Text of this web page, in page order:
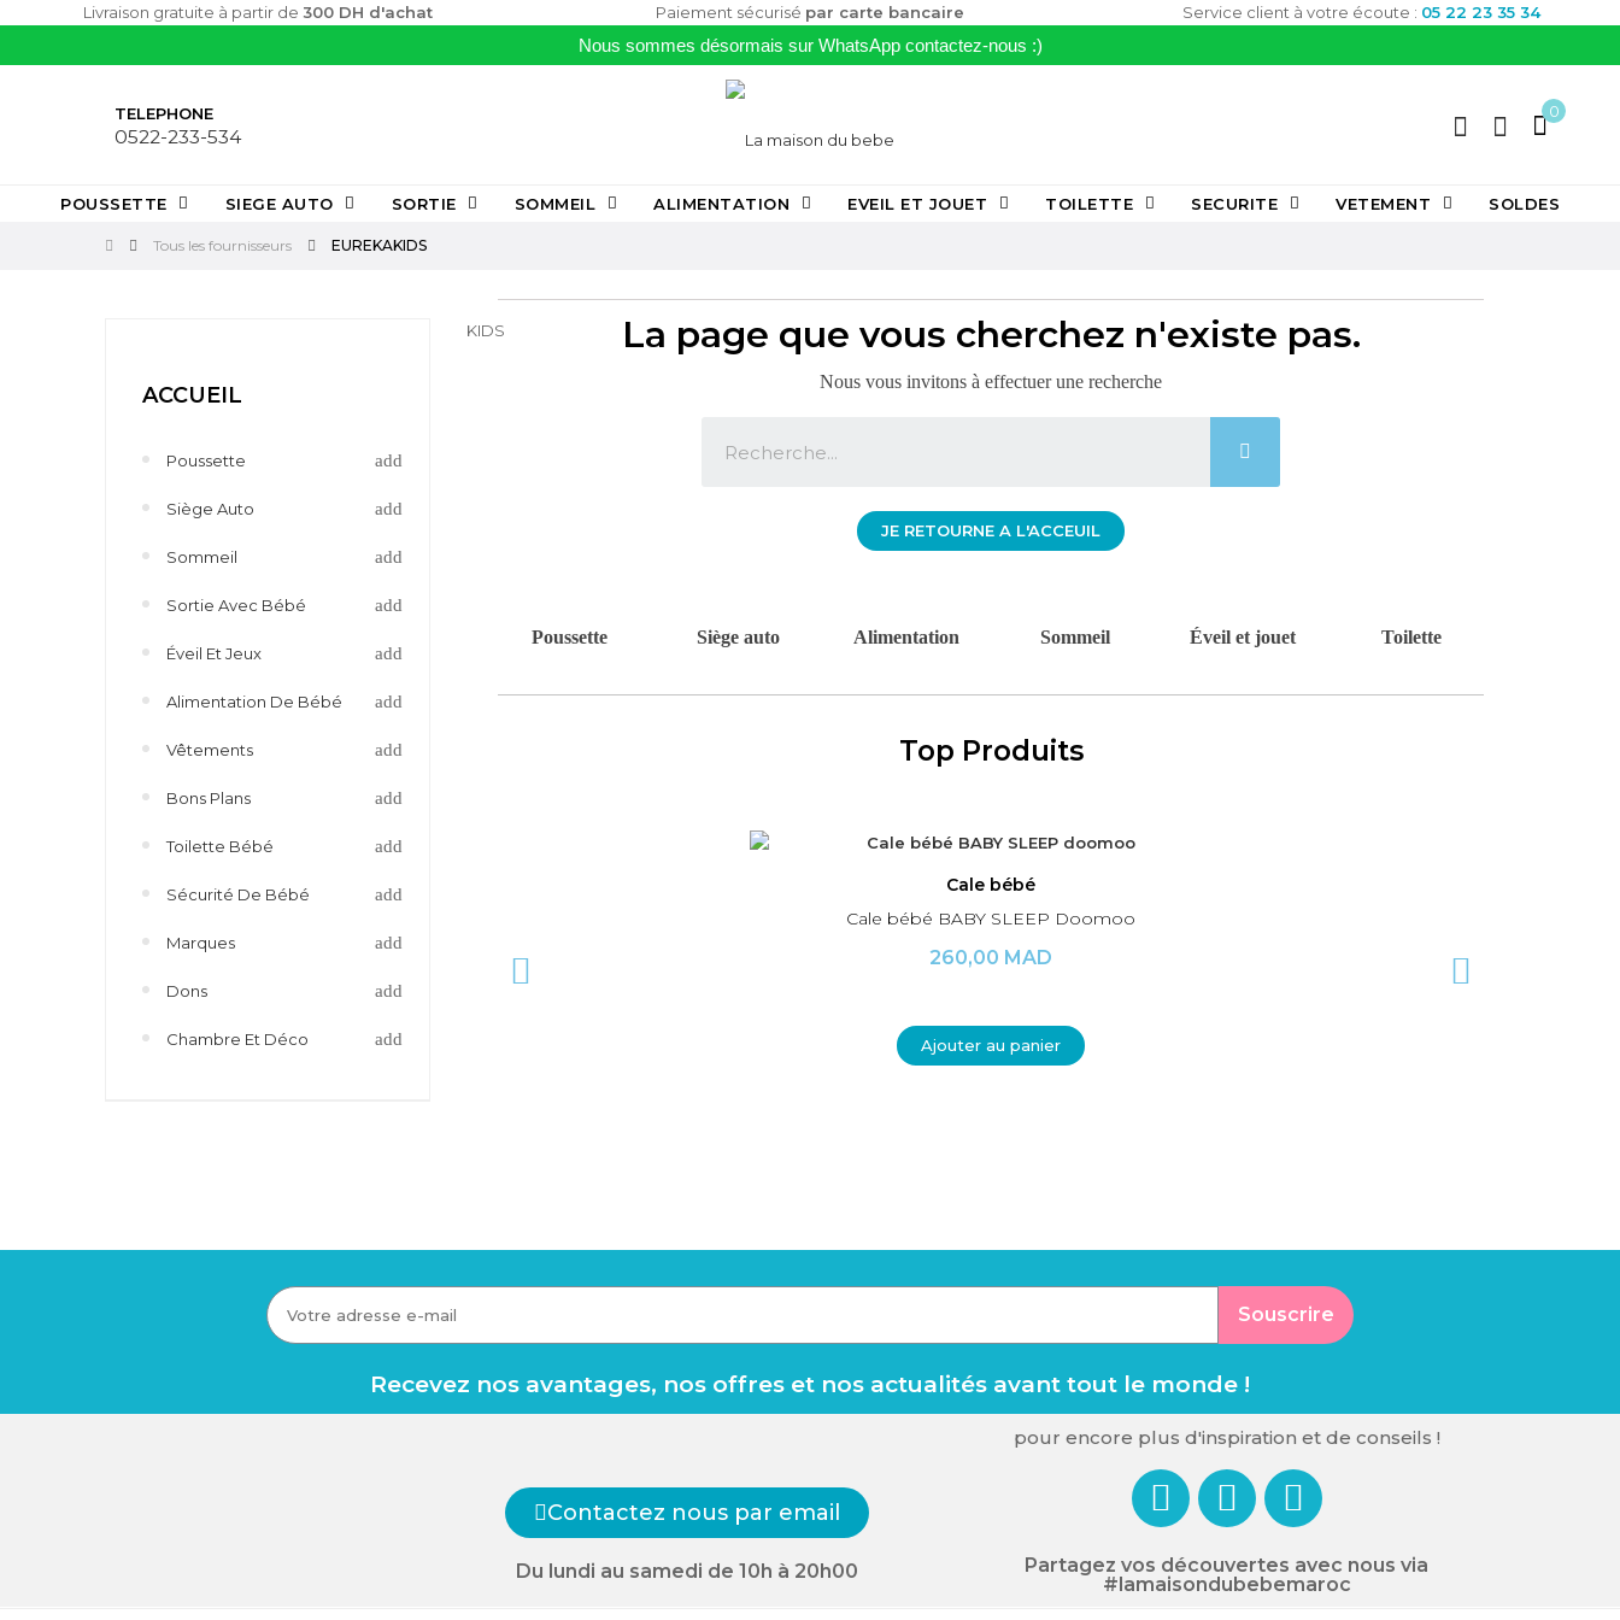
Livraison gratuite à partir de 300 DH d'achat Paiement sécurisé par carte bancaire Service client à votre écoute : 05 22 23 35 34
Nous sommes désormais sur WhatsApp contactez-nous :)
TELEPHONE
0522-233-534
0
POUSSETTE SIEGE AUTO SORTIE SOMMEIL ALIMENTATION EVEIL ET JOUET TOILETTE SECURITE VETEMENT SOLDES
Tous les fournisseurs EUREKAKIDS
ACCUEIL
Poussette
Siège Auto
Sommeil
Sortie Avec Bébé
Éveil Et Jeux
Alimentation De Bébé
Vêtements
Bons Plans
Toilette Bébé
Sécurité De Bébé
Marques
Dons
Chambre Et Déco
KIDS La page que vous cherchez n'existe pas.
Nous vous invitons à effectuer une recherche
JE RETOURNE A L'ACCEUIL
Poussette Siège auto Alimentation Sommeil Éveil et jouet Toilette
Top Produits
Aperçu rapide
Cale bébé
Cale bébé BABY SLEEP Doomoo
260,00 MAD
Ajouter au panier
Souscrire
Recevez nos avantages, nos offres et nos actualités avant tout le monde !
Contactez nous par email
Du lundi au samedi de 10h à 20h00
pour encore plus d'inspiration et de conseils !
Partagez vos découvertes avec nous via
#lamaisondubebemaroc